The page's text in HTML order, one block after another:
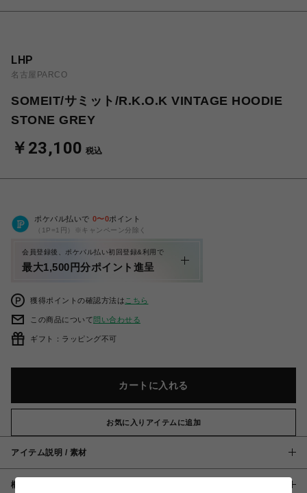
LHP
名古屋PARCO
SOMEIT/サミット/R.K.O.K VINTAGE HOODIE
STONE GREY
￥23,100 税込
ポケパル払いで 0〜0ポイント
（1P=1円）※キャンペーン分除く
会員登録後、ポケパル払い初回登録&利用で
最大1,500円分ポイント進呈
獲得ポイントの確認方法は こちら
この商品について問い合わせる
ギフト：ラッピング不可
カートに入れる
お気に入りアイテムに追加
アイテム説明 / 素材
概要